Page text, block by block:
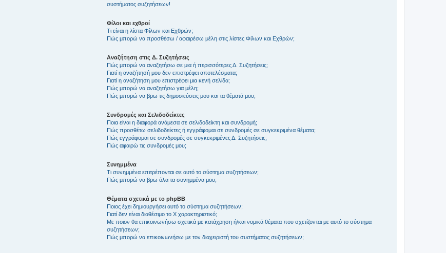
συστήματος συζητήσεων!
Φίλοι και εχθροί
Τι είναι η λίστα Φίλων και Εχθρών;
Πώς μπορώ να προσθέσω / αφαιρέσω μέλη στις λίστες Φίλων και Εχθρών;
Αναζήτηση στις Δ. Συζητήσεις
Πώς μπορώ να αναζητήσω σε μια ή περισσότερες Δ. Συζητήσεις;
Γιατί η αναζήτησή μου δεν επιστρέφει αποτελέσματα;
Γιατί η αναζήτηση μου επιστρέφει μια κενή σελίδα;
Πώς μπορώ να αναζητήσω για μέλη;
Πώς μπορώ να βρω τις δημοσιεύσεις μου και τα θέματά μου;
Συνδρομές και Σελιδοδείκτες
Ποια είναι η διαφορά ανάμεσα σε σελιδοδείκτη και συνδρομή;
Πώς προσθέτω σελιδοδείκτες ή εγγράφομαι σε συνδρομές σε συγκεκριμένα θέματα;
Πώς εγγράφομαι σε συνδρομές σε συγκεκριμένες Δ. Συζητήσεις;
Πώς αφαιρώ τις συνδρομές μου;
Συνημμένα
Τι συνημμένα επιτρέπονται σε αυτό το σύστημα συζητήσεων;
Πώς μπορώ να βρω όλα τα συνημμένα μου;
Θέματα σχετικά με το phpBB
Ποιος έχει δημιουργήσει αυτό το σύστημα συζητήσεων;
Γιατί δεν είναι διαθέσιμο το Χ χαρακτηριστικό;
Με ποιον θα επικοινωνήσω σχετικά με κατάχρηση ή/και νομικά θέματα που σχετίζονται με αυτό το σύστημα
συζητήσεων;
Πώς μπορώ να επικοινωνήσω με τον διαχειριστή του συστήματος συζητήσεων;